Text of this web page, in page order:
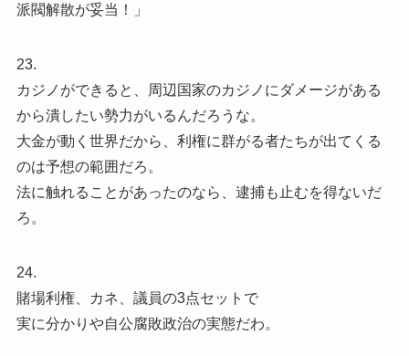
派閥解散が妥当！」
23.
カジノができると、周辺国家のカジノにダメージがある
から潰したい勢力がいるんだろうな。
大金が動く世界だから、利権に群がる者たちが出てくる
のは予想の範囲だろ。
法に触れることがあったのなら、逮捕も止むを得ないだ
ろ。
24.
賭場利権、カネ、議員の3点セットで
実に分かりや自公腐敗政治の実態だわ。